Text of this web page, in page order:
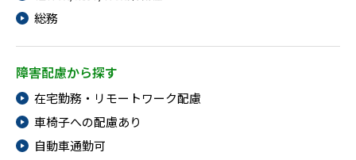
総務
障害配慮から探す
在宅勤務・リモートワーク配慮
車椅子への配慮あり
自動車通勤可